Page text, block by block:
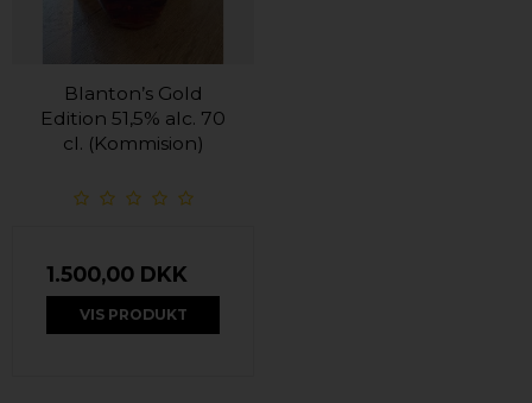
Blanton’s Gold
Edition 51,5% alc. 70
cl. (Kommision)
1.500,00 DKK
VIS PRODUKT